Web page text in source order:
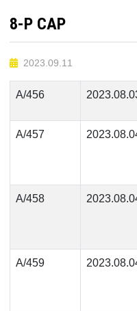
8-Р САР
2023.09.11
А/456
А/457
А/458
А/459